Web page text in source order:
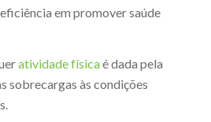
em promover saúde
atividade físicaé dada pela
sobrecargas às condições